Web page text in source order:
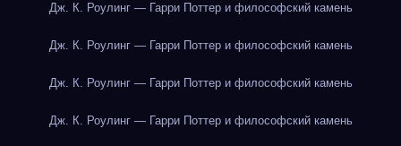
Дж. К. Роулинг — Гарри Поттер и философский камень
Дж. К. Роулинг — Гарри Поттер и философский камень
Дж. К. Роулинг — Гарри Поттер и философский камень
Дж. К. Роулинг — Гарри Поттер и философский камень